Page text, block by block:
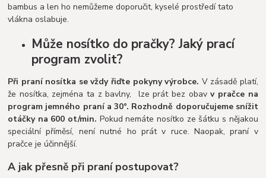
bambus a len ho nemůžeme doporučit, kyselé prostředí tato
vlákna oslabuje.
Může nosítko do pračky? Jaký prací
program zvolit?
Při praní nosítka se vždy řiďte pokyny výrobce. V zásadě platí,
že nosítka, zejména ta z bavlny, lze prát bez obavv pračce na
program jemného praní a 30°. Rozhodně doporučujeme snížit
otáčky na 600 ot/min. Pokud nemáte nosítko ze šátku s nějakou
speciální příměsí, není nutné ho prát v ruce. Naopak, praní v
pračce je účinnější.
A jak přesně při praní postupovat?